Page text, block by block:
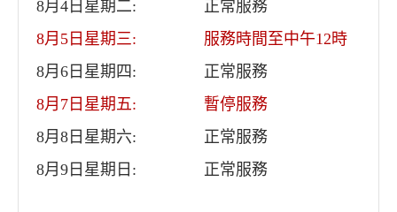
8月4日星期二:
正常服務
8月5日星期三:
服務時間至中午12時
8月6日星期四:
正常服務
8月7日星期五:
暫停服務
8月8日星期六:
正常服務
8月9日星期日:
正常服務